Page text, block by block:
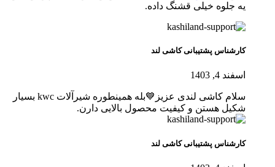
یه جلوه خیلی قشنگ داده.
کارشناس پشتیبانی کاشی لند
اسفند 4, 1403
سلام کاشی لندی عزیز💙بله همینطوره شیرآلات kwc بسیار
شکیل هستن و کیفیت محصول بالایی دارن.
کارشناس پشتیبانی کاشی لند